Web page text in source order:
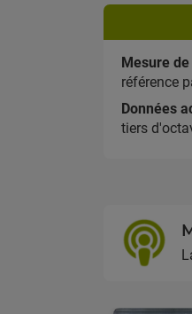
Mesure
référence
Données
tiers